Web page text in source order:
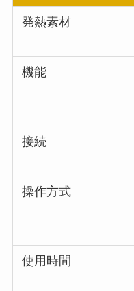
発熱素材
機能
接続
操作方式
使用時間